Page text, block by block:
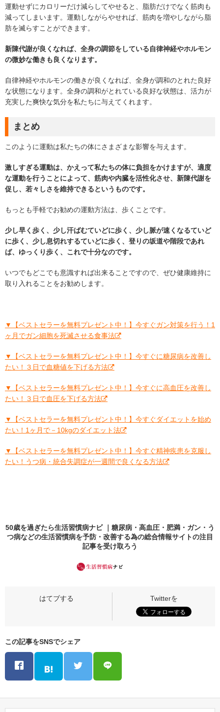
運動せずにカロリーだけ減らしてやせると、脂肪だけでなく筋肉も
減ってしまいます。運動しながらやせれば、筋肉を増やしながら脂
肪を滅らすことができます。
新陳代謝が良くなれば、全身の調節をしている自律神経やホルモン
の微妙な働きも良くなります。
自律神経やホルモンの働きが良くなれば、全身が調和のとれた良好
な状態になります。全身の調和がとれている良好な状態は、活力が
充実した爽快な気分を私たちに与えてくれます。
まとめ
このように運動は私たちの体にさまざまな影響を与えます。
激しすぎる運動は、かえって私たちの体に負担をかけますが、適度
な運動を行うことによって、筋肉や内臓を活性化させ、新陳代謝を
促し、若々しさを維持できるというものです。
もっとも手軽でお勧めの運動方法は、歩くことです。
少し早く歩く、少し汗ばむていどに歩く、少し脈が速くなるていど
に歩く、少し息切れするていどに歩く、登りの坂道や階段であれ
ば、ゆっくり歩く、これで十分なのです。
いつでもどこでも意識すれば出来ることですので、ぜひ健康維持に
取り入れることをお勧めします。
▼【ベストセラーを無料プレゼント中！】今すぐガン対策を行う！1
ヶ月でガン細胞を死滅させる食事法
▼【ベストセラーを無料プレゼント中！】今すぐに糖尿病を改善し
たい！３日で血糖値を下げる方法
▼【ベストセラーを無料プレゼント中！】今すぐに高血圧を改善し
たい！３日で血圧を下げる方法
▼【ベストセラーを無料プレゼント中！】今すぐダイエットを始め
たい！1ヶ月で－10kgのダイエット法
▼【ベストセラーを無料プレゼント中！】今すぐ精神疾患を克服し
たい！うつ病・統合失調症が一週間で良くなる方法
50歳を過ぎたら生活習慣病ナビ ｜糖尿病・高血圧・肥満・ガン・う
つ病などの生活習慣病を予防・改善する為の総合情報サイトの注目
記事を受け取ろう
この記事をSNSでシェア